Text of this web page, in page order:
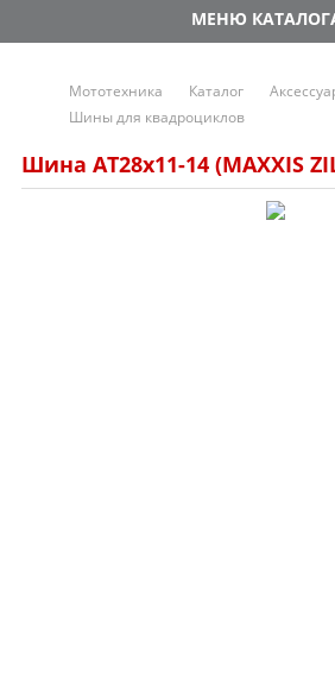
МЕНЮ
Мототехника Каталог
Шины для квадроциклов
Шина AT28x11-14 (MAXXIS